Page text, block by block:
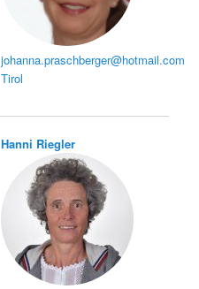
johanna.praschberger@hotmail.com
Tirol
Hanni Riegler